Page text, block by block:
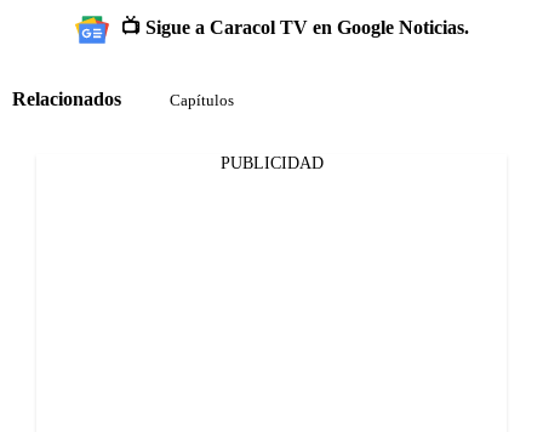
📺 Sigue a Caracol TV en Google Noticias.
Relacionados Capítulos
PUBLICIDAD